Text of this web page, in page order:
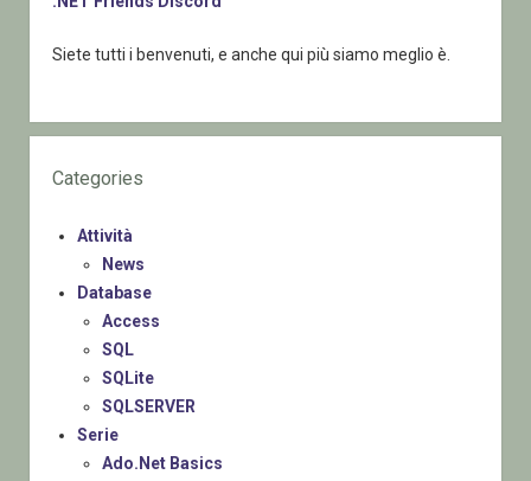
Siete tutti i benvenuti, e anche qui più siamo meglio è.
Categories
Attività
News
Database
Access
SQL
SQLite
SQLSERVER
Serie
Ado.Net Basics